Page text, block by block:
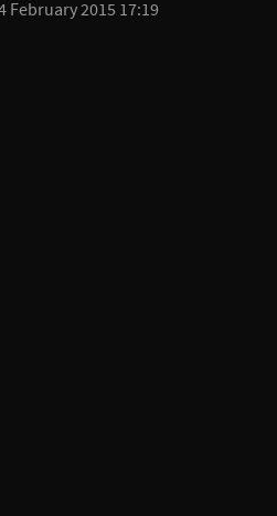
February 2015 17:19